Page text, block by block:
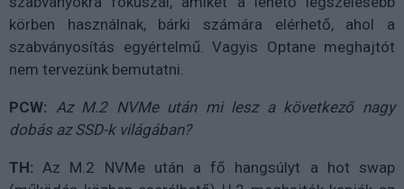
körben használnak, bárki számára elérhető, ahol a
szabványosítás egyértelmű. Vagyis Optane meghajtót
nem tervezünk bemutatni.
PCW: Az M.2 NVMe után mi lesz a következő nagy
dobás az SSD-k világában?
TH: Az M.2 NVMe után a fő hangsúlyt a hot swap